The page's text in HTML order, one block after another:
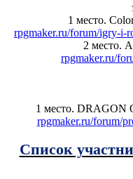
1 место.
rpgmaker.ru/forum/igry-i-
2 место.
rpgmaker.ru/
1 место. DRAGON
rpgmaker.ru/forum/
Список